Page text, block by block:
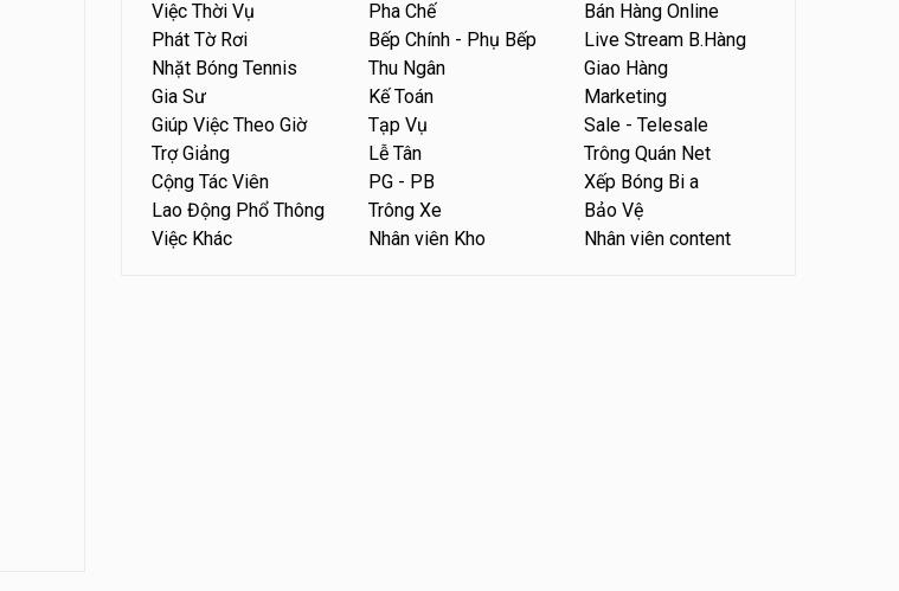
Việc Thời Vụ
Pha Chế
Bán Hàng Online
Phát Tờ Rơi
Bếp Chính - Phụ Bếp
Live Stream B.Hàng
Nhặt Bóng Tennis
Thu Ngân
Giao Hàng
Gia Sư
Kế Toán
Marketing
Giúp Việc Theo Giờ
Tạp Vụ
Sale - Telesale
Trợ Giảng
Lễ Tân
Trông Quán Net
Cộng Tác Viên
PG - PB
Xếp Bóng Bi a
Lao Động Phổ Thông
Trông Xe
Bảo Vệ
Việc Khác
Nhân viên Kho Nhân viên content